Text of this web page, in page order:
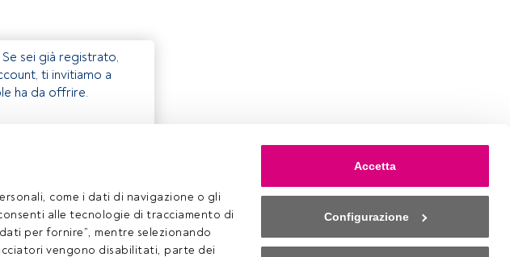
come i dati di navigazione o gli
alle tecnologie di tracciamento di
per fornire”, mentre selezionando
vengono disabilitati, parte dei
Accetta
Configurazione
sei già registrato,
ti invitiamo a
ha da offrire.
Cookies
Impostazioni Cookie